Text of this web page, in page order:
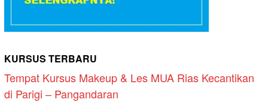
KURSUS TERBARU
Tempat Kursus Makeup & Les MUA Rias Kecantikan
di Parigi – Pangandaran